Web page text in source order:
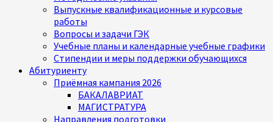
Выпускные квалификационные и курсовые
работы
Вопросы и задачи ГЭК
Учебные планы и календарные учебные графики
Стипендии и меры поддержки обучающихся
Абитуриенту
Приёмная кампания 2026
БАКАЛАВРИАТ
МАГИСТРАТУРА
Направления подготовки